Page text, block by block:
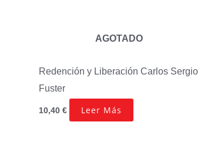
AGOTADO
Redención y Liberación Carlos Sergio
Fuster
10,40 € Leer Más